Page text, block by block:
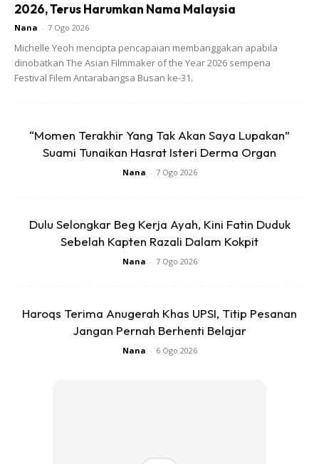
Kadang bawak cucu teman…
2026, Terus Harumkan Nama Malaysia
Nana - 7 Ogo 2026
Michelle Yeoh mencipta pencapaian membanggakan apabila
dinobatkan The Asian Filmmaker of the Year 2026 sempena
Festival Filem Antarabangsa Busan ke-31.
“Momen Terakhir Yang Tak Akan Saya Lupakan”
Suami Tunaikan Hasrat Isteri Derma Organ
Nana - 7 Ogo 2026
Dulu Selongkar Beg Kerja Ayah, Kini Fatin Duduk
Sebelah Kapten Razali Dalam Kokpit
Nana - 7 Ogo 2026
Haroqs Terima Anugerah Khas UPSI, Titip Pesanan
Jangan Pernah Berhenti Belajar
Nana - 6 Ogo 2026